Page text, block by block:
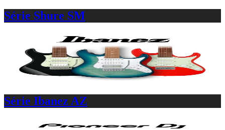
Série Shure SM
Série Ibanez AZ